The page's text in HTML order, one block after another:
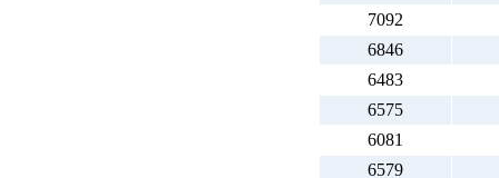
7092
6846
6483
6575
6081
6579